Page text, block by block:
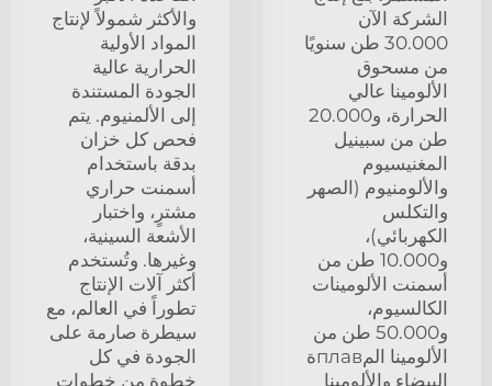
الشركة الآن
30.000 طن سنويًا
من مسحوق
الألومينا عالي
الحرارة، و20.000
طن من سبينيل
المغنيسيوم
والألومنيوم (الصهر
والتكلس
الكهربائي)،
و10.000 طن من
أسمنت الألومينات
الكالسيوم،
و50.000 طن من
الألومينا المплавة
البيضاء والألومينا
والأكثر شمولاً لإنتاج
المواد الأولية
الحرارية عالية
الجودة المستندة
إلى الألمنيوم. يتم
فحص كل خزان
بدقة باستخدام
أسمنت حراري
مشترٍ، واختبار
الأشعة السينية،
وغيرها. وتُستخدم
أكثر آلات الإنتاج
تطوراً في العالم، مع
سيطرة صارمة على
الجودة في كل
خطوة من خطوات